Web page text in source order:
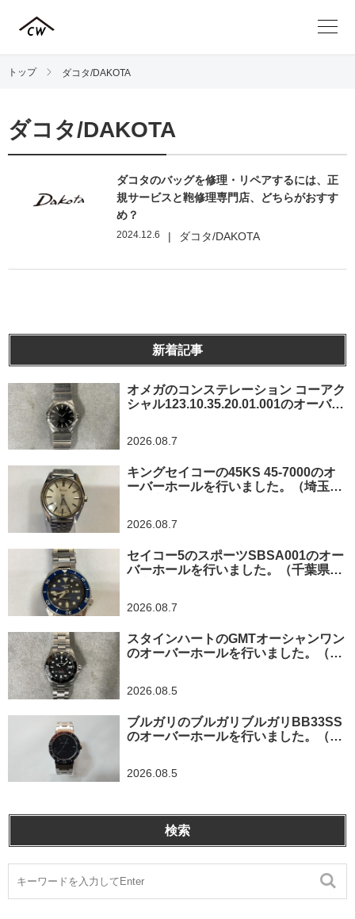
トップ ダコタ/DAKOTA
ダコタ/DAKOTA
ダコタのバッグを修理・リペアするには、正
規サービスと鞄修理専門店、どちらがおすす
め？
2024.12.6 | ダコタ/DAKOTA
新着記事
オメガのコンステレーション コーアク
シャル123.10.35.20.01.001のオーバー
2026.08.7
キングセイコーの45KS 45-7000のオ
ーバーホールを行いました。（埼玉県
2026.08.7
セイコー5のスポーツSBSA001のオー
バーホールを行いました。（千葉県東
2026.08.7
スタインハートのGMTオーシャンワン
のオーバーホールを行いました。（神
2026.08.5
ブルガリのブルガリブルガリBB33SS
のオーバーホールを行いました。（埼
2026.08.5
検索